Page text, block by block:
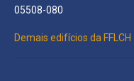
05508-080
Demais edifícios da FFLCH